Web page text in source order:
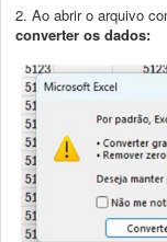
2. Ao abrir o arquivo
converter os dados: